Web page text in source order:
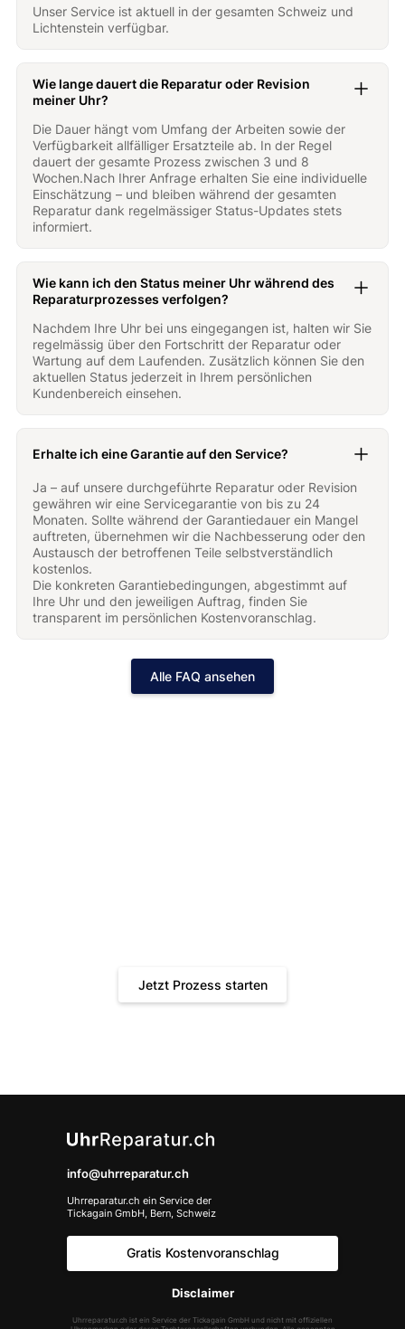
Unser Service ist aktuell in der gesamten Schweiz und
Lichtenstein verfügbar.
Wie lange dauert die Reparatur oder Revision
meiner Uhr?
Die Dauer hängt vom Umfang der Arbeiten sowie der
Verfügbarkeit allfälliger Ersatzteile ab. In der Regel
dauert der gesamte Prozess zwischen 3 und 8
Wochen.Nach Ihrer Anfrage erhalten Sie eine individuelle
Einschätzung – und bleiben während der gesamten
Reparatur dank regelmässiger Status-Updates stets
informiert.
Wie kann ich den Status meiner Uhr während des
Reparaturprozesses verfolgen?
Nachdem Ihre Uhr bei uns eingegangen ist, halten wir Sie
regelmässig über den Fortschritt der Reparatur oder
Wartung auf dem Laufenden. Zusätzlich können Sie den
aktuellen Status jederzeit in Ihrem persönlichen
Kundenbereich einsehen.
Erhalte ich eine Garantie auf den Service?
Ja – auf unsere durchgeführte Reparatur oder Revision
gewähren wir eine Servicegarantie von bis zu 24
Monaten. Sollte während der Garantiedauer ein Mangel
auftreten, übernehmen wir die Nachbesserung oder den
Austausch der betroffenen Teile selbstverständlich
kostenlos.
Die konkreten Garantiebedingungen, abgestimmt auf
Ihre Uhr und den jeweiligen Auftrag, finden Sie
transparent im persönlichen Kostenvoranschlag.
Alle FAQ ansehen
Jetzt Prozess starten
info@uhrreparatur.ch
Uhrreparatur.ch ein Service der
Tickagain GmbH, Bern, Schweiz
Gratis Kostenvoranschlag
Disclaimer
Uhrreparatur.ch ist ein Service der Tickagain GmbH und nicht mit offiziellen